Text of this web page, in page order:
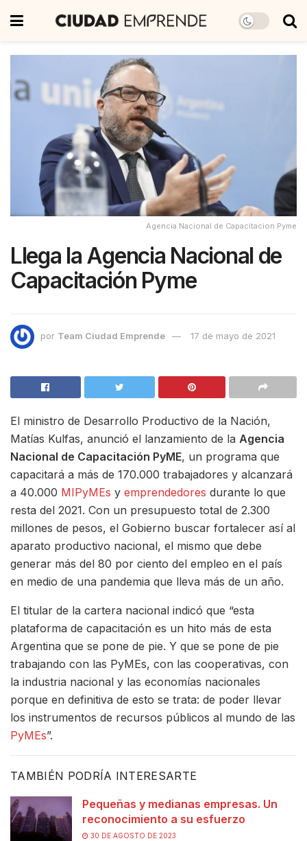
Agencia Nacional de Capacitacion Pyme
Llega la Agencia Nacional de
Capacitación Pyme
por Team Ciudad Emprende 17 de mayo de 2021
El ministro de Desarrollo Productivo de la Nación,
Matías Kulfas, anunció el lanzamiento de la Agencia
Nacional de Capacitación PyME, un programa que
capacitará a más de 170.000 trabajadores y alcanzará
a 40.000 MIPyMEs y emprendedores durante lo que
resta del 2021. Con un presupuesto total de 2.300
millones de pesos, el Gobierno buscar fortalecer así al
aparato productivo nacional, el mismo que debe
generar más del 80 por ciento del empleo en el país
en medio de una pandemia que lleva más de un año.
El titular de la cartera nacional indicó que “esta
plataforma de capacitación es un hito más de esta
Argentina que se pone de pie. Y que se pone de pie
trabajando con las PyMEs, con las cooperativas, con
la industria nacional y las economías nacionales
porque en definitiva de esto se trata: de poder llevar
los instrumentos de recursos públicos al mundo de las
PyMEs”.
TAMBIÉN PODRÍA INTERESARTE
Pequeñas y medianas empresas. Un
reconocimiento a su esfuerzo
30 DE AGOSTO DE 2023